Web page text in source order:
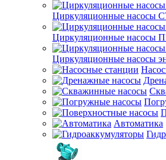
Циркуляционные насосы
Циркуляционные насосы
Циркуляционные насосы
Автоматика